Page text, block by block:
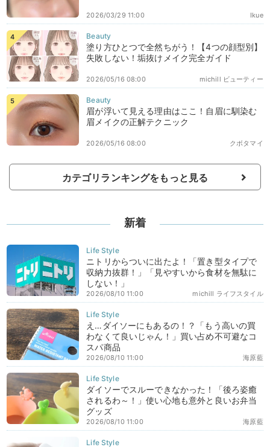
Ikue
2026/03/29 11:00
塗り方ひとつで全然ちがう！【4つの顔型別】
失敗しない！垢抜けメイク完全ガイド
michill ビューティー
2026/05/16 08:00
眉が浮いて見える理由はここ！自眉に馴染む
眉メイクの正解テクニック
クボタマイ
2026/05/16 08:00
カテゴリランキングをもっと見る
新着
ニトリからついに出たよ！「置き型タイプで
収納力抜群！」「見やすいから食材を無駄に
しない！」
michill ライフスタイル
2026/08/10 11:00
え…ダイソーにもあるの！？「もう高いの買
わなくて良いじゃん！」買い占め不可避なコ
スパ商品
海原藍
2026/08/10 11:00
ダイソーでスルーできなかった！「後ろ姿癒
されるわ～！」使い心地も意外と良いお弁当
グッズ
海原藍
2026/08/10 11:00